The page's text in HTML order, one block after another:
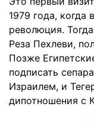
1979 года,
революция.
Реза Пехлеви,
Позже
подписать
Израилем, и
дипотношения с